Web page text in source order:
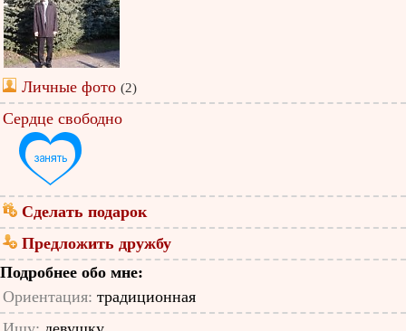
Личные фото (2)
Сердце свободно
Сделать подарок
Предложить дружбу
Подробнее обо мне:
Ориентация: традиционная